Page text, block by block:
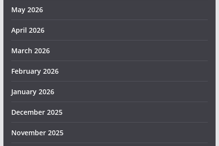
May 2026
April 2026
March 2026
February 2026
January 2026
December 2025
November 2025